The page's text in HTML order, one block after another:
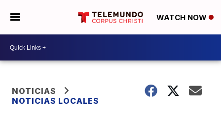
WATCH NOW
NOTICIAS
NOTICIAS LOCALES